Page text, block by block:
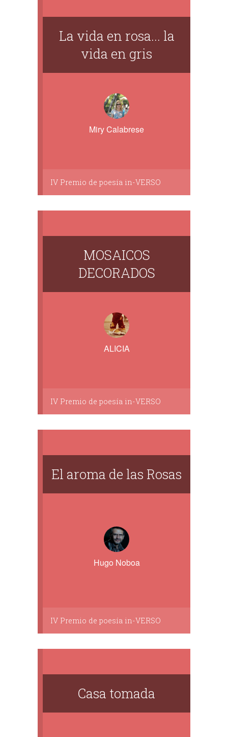
La vida en rosa... la
vida en gris
Miry Calabrese
IV Premio de poesía in-VERSO
MOSAICOS
DECORADOS
ALICIA
IV Premio de poesía in-VERSO
El aroma de las Rosas
Hugo Noboa
IV Premio de poesía in-VERSO
Casa tomada